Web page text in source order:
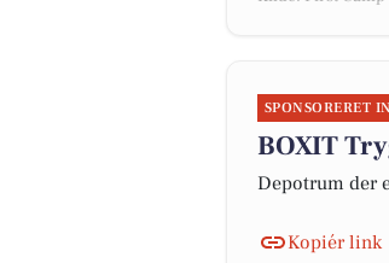
SPONSORERET
BOXIT
Depotrum der
Kopiér link